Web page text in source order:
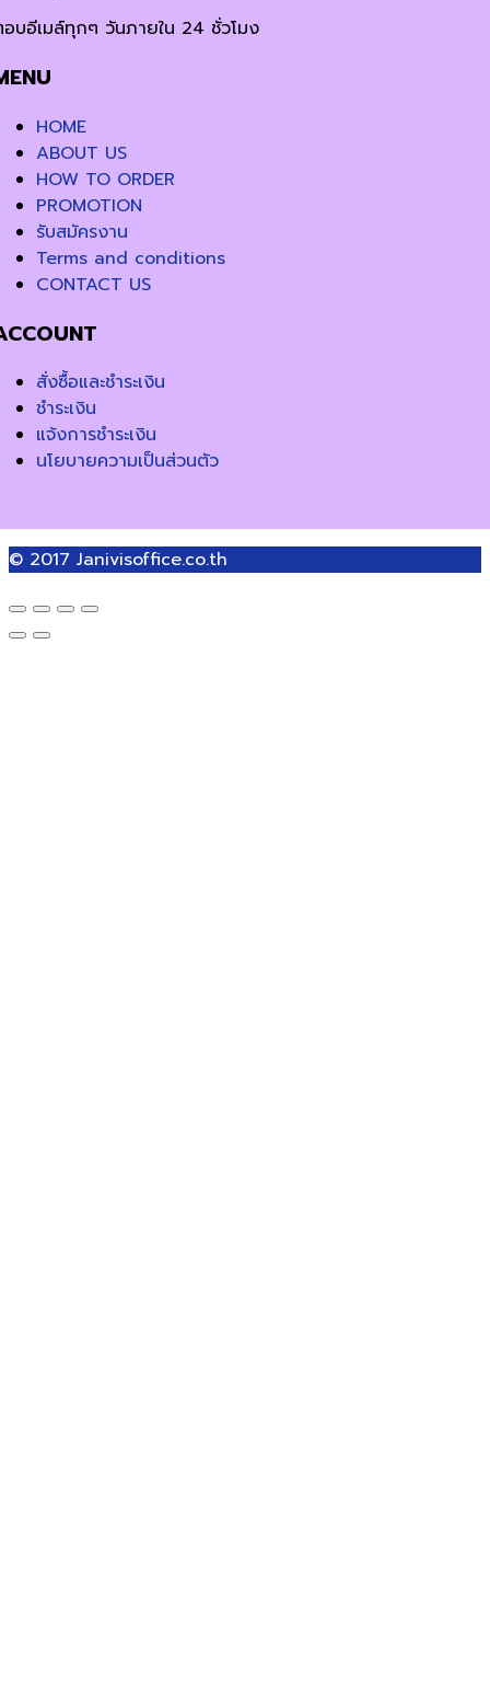
บอีเมล์ทุกๆ วันภายใน 24 ชั่วโมง
HOME
ABOUT US
HOW TO ORDER
PROMOTION
รับสมัครงาน
Terms and conditions
CONTACT US
สั่งซื้อและชำระเงิน
ชำระเงิน
แจ้งการชำระเงิน
นโยบายความเป็นส่วนตัว
© 2017 Janivisoffice.co.th